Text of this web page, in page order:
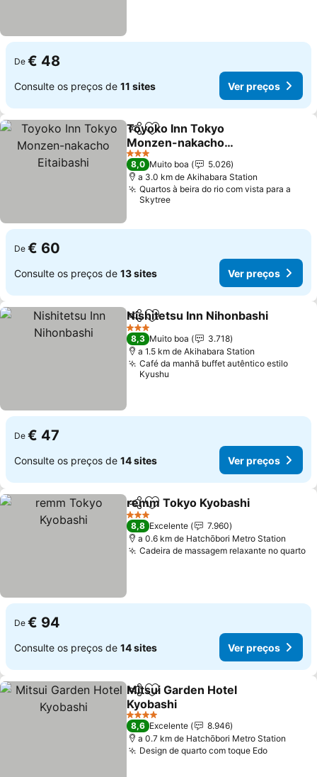
De € 48
Consulte os preços de 11 sites Ver preços
PartilharAdicionar aos favoritos
Toyoko Inn Tokyo
Monzen-nakacho
Eitaibashi
3 Estrelas
8,0 Muito boa
5.026
a 3.0 km de Akihabara Station
Quartos à beira do rio com vista para a
Skytree
De € 60
Consulte os preços de 13 sites Ver preços
PartilharAdicionar aos favoritos
Nishitetsu Inn Nihonbashi
3 Estrelas
8,3 Muito boa
3.718
a 1.5 km de Akihabara Station
Café da manhã buffet autêntico estilo
Kyushu
De € 47
Consulte os preços de 14 sites Ver preços
PartilharAdicionar aos favoritos
remm Tokyo Kyobashi
3 Estrelas
8,8 Excelente
7.960
a 0.6 km de Hatchōbori Metro Station
Cadeira de massagem relaxante no quarto
De € 94
Consulte os preços de 14 sites Ver preços
PartilharAdicionar aos favoritos
Mitsui Garden Hotel
Kyobashi
4 Estrelas
8,6 Excelente
8.946
a 0.7 km de Hatchōbori Metro Station
Design de quarto com toque Edo